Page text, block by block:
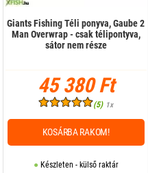
Giants Fishing Téli ponyva, Gaube 2
Man Overwrap - csak télipontyva,
sátor nem része
45 380 Ft
(5) 1x
Készleten - külső raktár
KOSÁRBA RAKOM!